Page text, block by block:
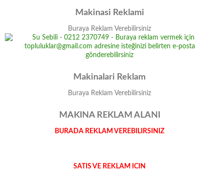
Makinasi Reklami
Buraya Reklam Verebilirsiniz
Makinalari Reklam
Buraya Reklam Verebilirsiniz
MAKINA REKLAM ALANI
BURADA REKLAM VEREBILIRSINIZ
SATIS VE REKLAM ICIN